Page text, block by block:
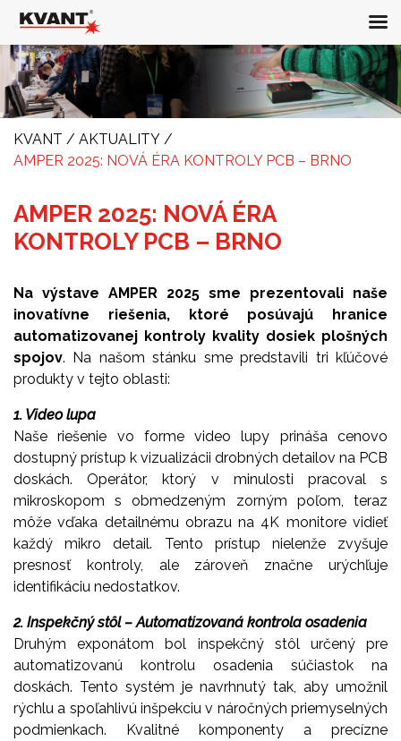
KVANT / AKTUALITY /
AMPER 2025: NOVÁ ÉRA KONTROLY PCB – BRNO
AMPER 2025: NOVÁ ÉRA
KONTROLY PCB – BRNO
Na výstave AMPER 2025 sme prezentovali naše
inovatívne riešenia, ktoré posúvajú hranice
automatizovanej kontroly kvality dosiek plošných
spojov. Na našom stánku sme predstavili tri kľúčové
produkty v tejto oblasti:
1. Video lupa
Naše riešenie vo forme video lupy prináša cenovo
dostupný prístup k vizualizácii drobných detailov na PCB
doskách. Operátor, ktorý v minulosti pracoval s
mikroskopom s obmedzeným zorným poľom, teraz
môže vďaka detailnému obrazu na 4K monitore vidieť
každý mikro detail. Tento prístup nielenže zvyšuje
presnosť kontroly, ale zároveň značne urýchľuje
identifikáciu nedostatkov.
2. Inspekčný stôl – Automatizovaná kontrola osadenia
Druhým exponátom bol inspekčný stôl určený pre
automatizovanú kontrolu osadenia súčiastok na
doskách. Tento systém je navrhnutý tak, aby umožnil
rýchlu a spoľahlivú inšpekciu v náročných priemyselných
podmienkach. Kvalitné komponenty a precízne